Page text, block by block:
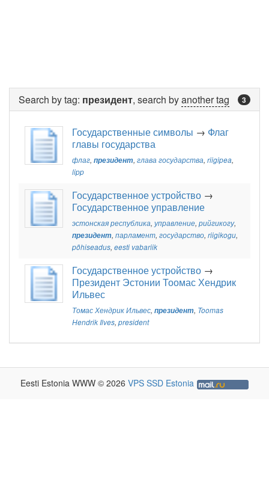
3
Search by tag: президент, search byanother tag
Государственные символы → Флаг
главы государства
флаг, президент, глава государства, riigipea,
lipp
Государственное устройство →
Государственное управление
эстонская республика, управление, рийгикогу,
президент, парламент, государство, riigikogu,
põhiseadus, eesti vabariik
Государственное устройство →
Президент Эстонии Тоомас Хендрик
Ильвес
Томас Хендрик Ильвес, президент, Toomas
Hendrik Ilves, president
Eesti Estonia WWW © 2026 VPS SSD Estonia